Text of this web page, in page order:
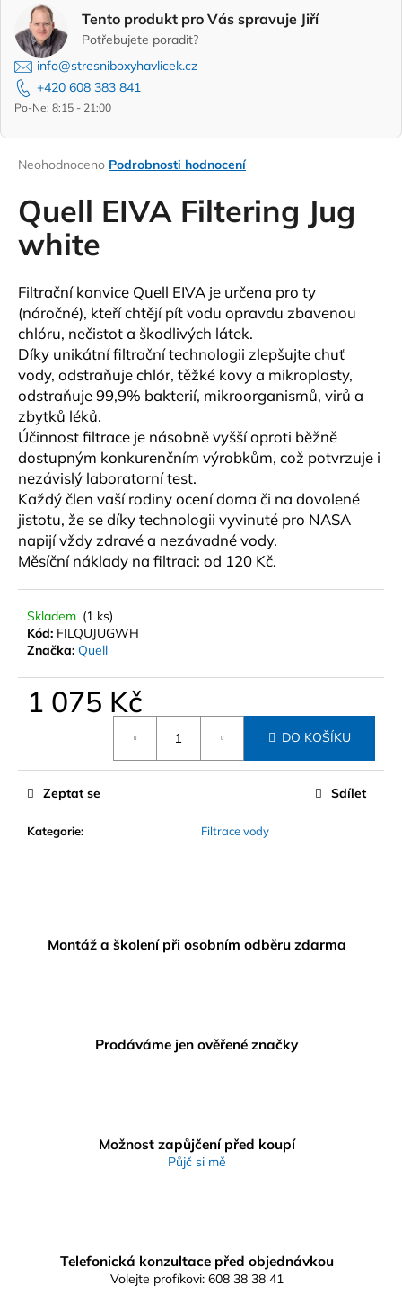
Průměrné
produktu
je
0,0
z
hvězdiček.
Neohodnoceno Podrobnosti hodnocení
Quell EIVA Filtering Jug
white
Filtrační konvice Quell EIVA je určena pro ty
(náročné), kteří chtějí pít vodu opravdu zbavenou
chlóru, nečistot a škodlivých látek.
Díky unikátní filtrační technologii zlepšujte chuť
vody, odstraňuje chlór, těžké kovy a mikroplasty,
odstraňuje 99,9% bakterií, mikroorganismů, virů a
zbytků léků.
Účinnost filtrace je násobně vyšší oproti běžně
dostupným konkurenčním výrobkům, což potvrzuje i
nezávislý laboratorní test.
Každý člen vaší rodiny ocení doma či na dovolené
jistotu, že se díky technologii vyvinuté pro NASA
napijí vždy zdravé a nezávadné vody.
Měsíční náklady na filtraci: od 120 Kč.
Skladem (1 ks)
Kód: FILQUJUGWH
Značka: Quell
1 075 Kč
DO KOŠÍKU
Kategorie: Filtrace vody
Zeptat se Sdílet
Tento produkt pro Vás spravuje Jiří
Potřebujete poradit?
info@stresniboxyhavlicek.cz
+420 608 383 841
Po-Ne: 8:15 - 21:00
Montáž a školení při osobním odběru zdarma
Prodáváme jen ověřené značky
Možnost zapůjčení před koupí
Půjč si mě
Telefonická konzultace před objednávkou
Volejte profíkovi: 608 38 38 41
a
j
í
t
?
HLEDAT
D
o
p
o
r
u
č
u
j
e
m
e
STŘEŠNÍ
BOX
HAPRO
500
ANTHRACITE
13
790
Kč